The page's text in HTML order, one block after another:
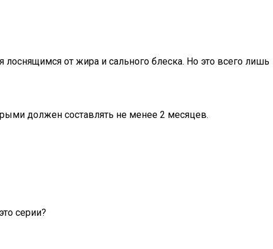
лоснящимся от жира и сального блеска. Но это всего лишь
должен составлять не менее 2 месяцев.
серии?